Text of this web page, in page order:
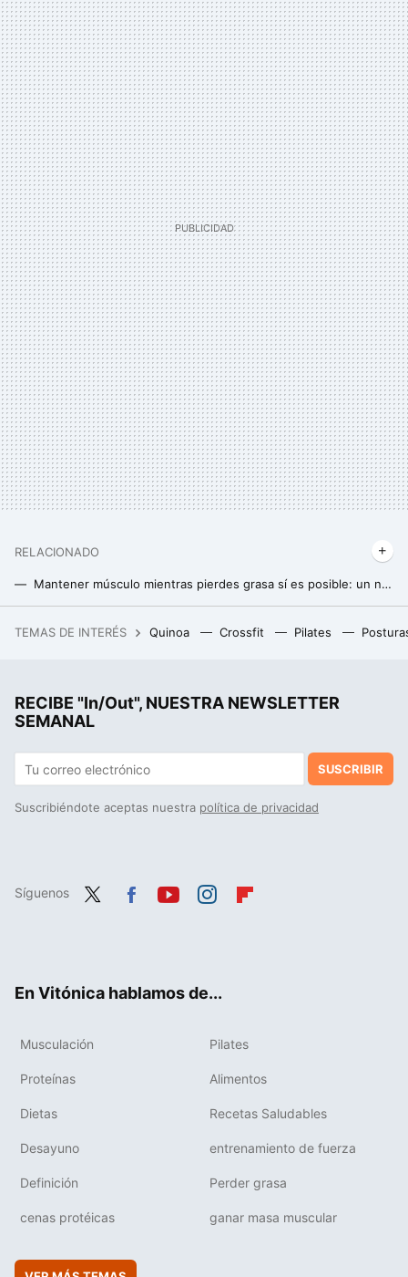
RELACIONADO
Mantener músculo mientras pierdes grasa sí es posible: un nuevo estudio arroja más luz sobre cómo conseguirlo
"Soy millonario y no sé qué hacer con mi vida": un millonario está buscando ideas porque el dinero no le ha dado la felicidad
TEMAS DE INTERÉS Quinoa Crossfit Pilates
RECIBE "In/Out", NUESTRA NEWSLETTER
SEMANAL
SUSCRIBIR
Suscribiéndote aceptas nuestra política de privacidad
Síguenos
En Vitónica hablamos de...
Musculación Pilates
Proteínas Alimentos
Dietas Recetas Saludables
Desayuno entrenamiento de fuerza
Definición Perder grasa
cenas protéicas ganar masa muscular